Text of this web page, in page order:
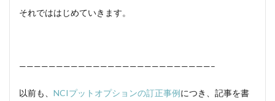
それでははじめていきます。
——————————————————————————–
以前も、 NCIプットオプションの訂正事例につき、記事を書